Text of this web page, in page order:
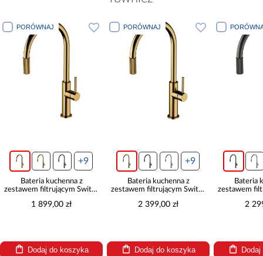
PORÓWNAJ
+9
Bateria kuchenna z
zestawem filtrującym Switch
1 899,00 zł
Dodaj do koszyka
PORÓWNAJ
+9
Bateria kuchenna z
zestawem filtrującym Switch
2 399,00 zł
Dodaj do koszyka
Bateria
zestawem
2